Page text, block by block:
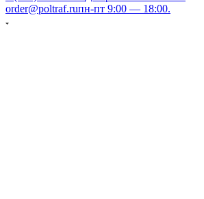
order@poltraf.ruпн-пт 9:00 — 18:00.